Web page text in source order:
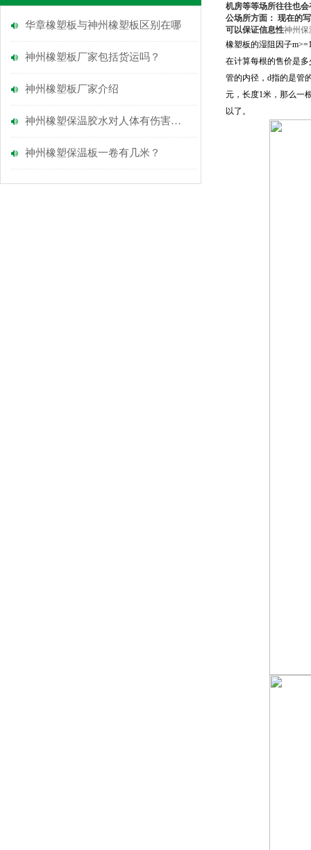
华章橡塑板与神州橡塑板区别在哪
神州橡塑板厂家包括货运吗？
神州橡塑板厂家介绍
神州橡塑保温胶水对人体有伤害吗？
神州橡塑保温板一卷有几米？
机房等等场所往往也
公场所方面： 现在的
可以保证信息性神州保
橡塑板的湿阻因子
在计算每根的售价是
管的内径，d指的是管
元，长度1米，那么一
以了。